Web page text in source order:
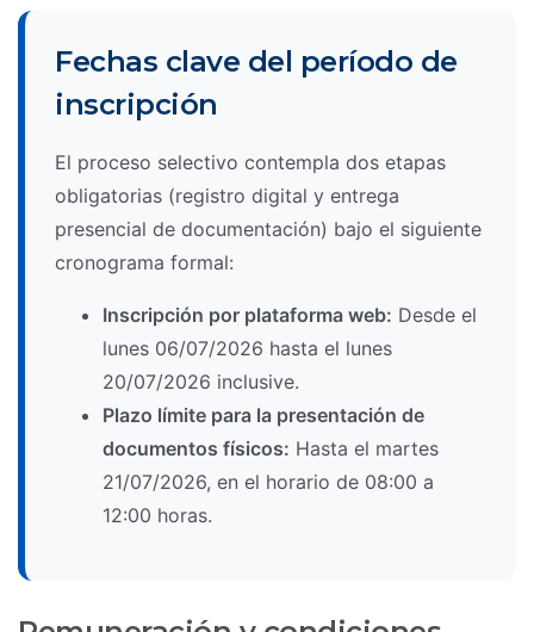
Fechas clave del período de
inscripción
El proceso selectivo contempla dos etapas
obligatorias (registro digital y entrega
presencial de documentación) bajo el siguiente
cronograma formal:
Inscripción por plataforma web: Desde el
lunes 06/07/2026 hasta el lunes
20/07/2026 inclusive.
Plazo límite para la presentación de
documentos físicos: Hasta el martes
21/07/2026, en el horario de 08:00 a
12:00 horas.